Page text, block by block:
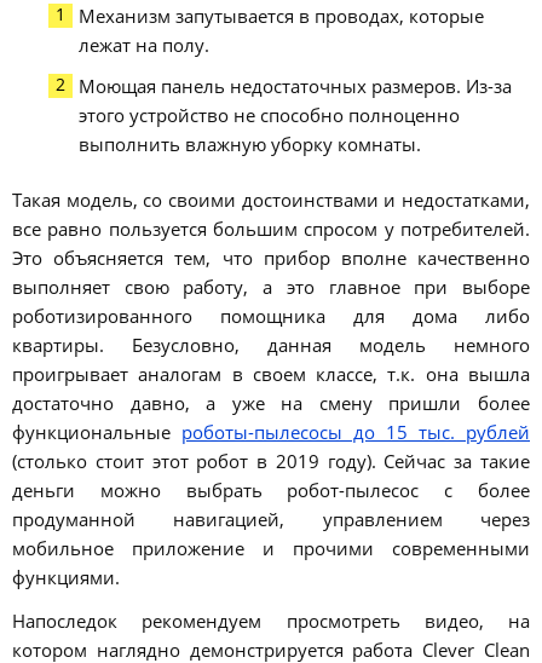
Механизм запутывается в проводах, которые
лежат на полу.
Моющая панель недостаточных размеров. Из-за
этого устройство не способно полноценно
выполнить влажную уборку комнаты.
Такая модель, со своими достоинствами и недостатками,
все равно пользуется большим спросом у потребителей.
Это объясняется тем, что прибор вполне качественно
выполняет свою работу, а это главное при выборе
роботизированного помощника для дома либо
квартиры. Безусловно, данная модель немного
проигрывает аналогам в своем классе, т.к. она вышла
достаточно давно, а уже на смену пришли более
функциональные роботы-пылесосы до 15 тыс. рублей
(столько стоит этот робот в 2019 году). Сейчас за такие
деньги можно выбрать робот-пылесос с более
продуманной навигацией, управлением через
мобильное приложение и прочими современными
функциями.
Напоследок рекомендуем просмотреть видео, на
котором наглядно демонстрируется работа Clever Clean